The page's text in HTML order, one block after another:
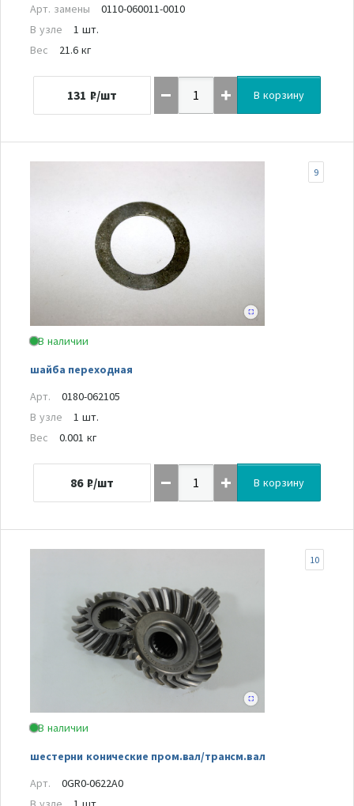
Арт. замены
0110-060011-0010
В узле
1 шт.
Вес
21.6 кг
131 ₽/шт В корзину
В наличии
шайба переходная
9
Арт.
0180-062105
В узле
1 шт.
Вес
0.001 кг
86 ₽/шт В корзину
В наличии
шестерни конические пром.вал/трансм.вал
10
Арт.
0GR0-0622A0